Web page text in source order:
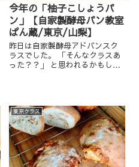
今年の「柚子こしょうパ
ン」【自家製酵母パン教室
ぱん蔵/東京/山梨】
昨日は自家製酵母アドバンスク
ラスでした。 「そんなクラスあ
った？？」 と思われるかもしれ
母コースを終えた方対象で、 季
節に関係なく作れ...
東京クラス